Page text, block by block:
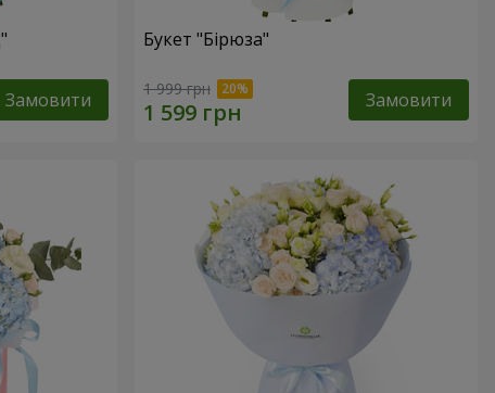
Замовити
Букет "Бірюза"
1 999 грн Замовити